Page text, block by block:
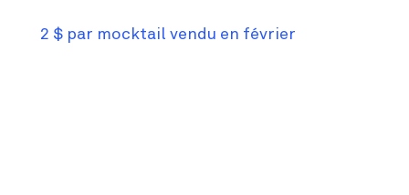
2 $ par mocktail vendu en février